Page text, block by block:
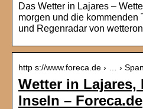
Das Wetter in Lajares –
morgen und die kommenden
und Regenradar von
http s://www.foreca.de › … ›
Wetter in Lajares,
Inseln – Foreca.de